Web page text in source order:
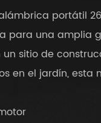
portátil
para una amplia
sitio de
en el jardín,